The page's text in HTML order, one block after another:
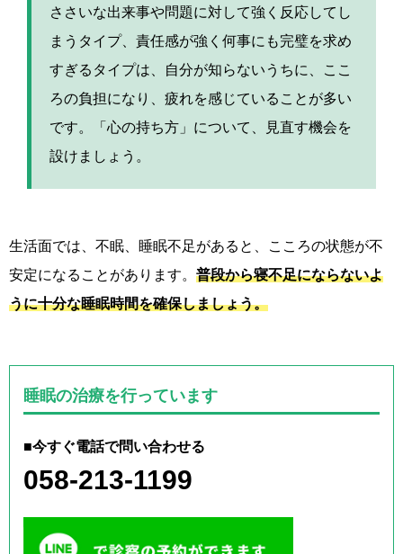
ささいな出来事や問題に対して強く反応してし
まうタイプ、責任感が強く何事にも完璧を求め
すぎるタイプは、自分が知らないうちに、ここ
ろの負担になり、疲れを感じていることが多い
です。「心の持ち方」について、見直す機会を
設けましょう。
生活面では、不眠、睡眠不足があると、こころの状態が不
安定になることがあります。 普段から寝不足にならないよ
うに十分な睡眠時間を確保しましょう。
睡眠の治療を行っています
■今すぐ電話で問い合わせる
058-213-1199